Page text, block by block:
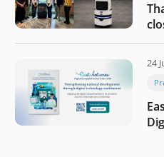
24